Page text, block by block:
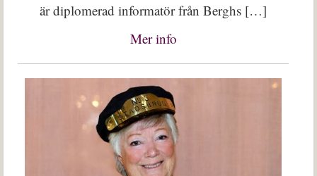
är diplomerad informatör från Berghs […]
Mer info